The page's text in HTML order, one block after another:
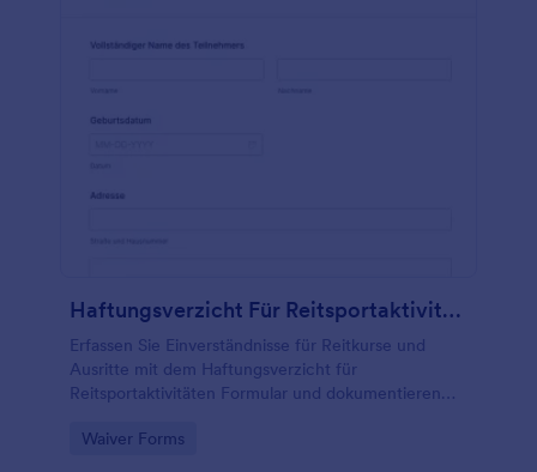
Haftungsverzicht Für Reitsportaktivitäten – Formular
Erfassen Sie Einverständnisse für Reitkurse und
Ausritte mit dem Haftungsverzicht für
Reitsportaktivitäten Formular und dokumentieren
Unterschriften zentral mit Jotform.
Go to Category:
Waiver Forms